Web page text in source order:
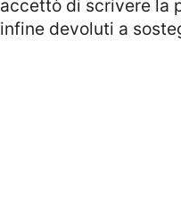
accettò di scrivere la
infine devoluti a